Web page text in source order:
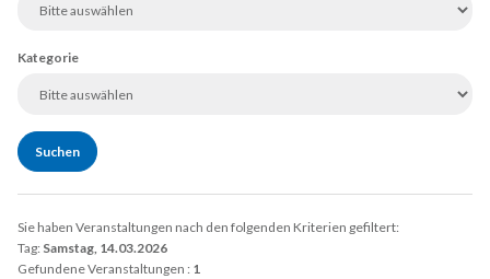
Kategorie
Sie haben Veranstaltungen nach den folgenden Kriterien gefiltert:
Tag: Samstag, 14.03.2026
Gefundene Veranstaltungen : 1